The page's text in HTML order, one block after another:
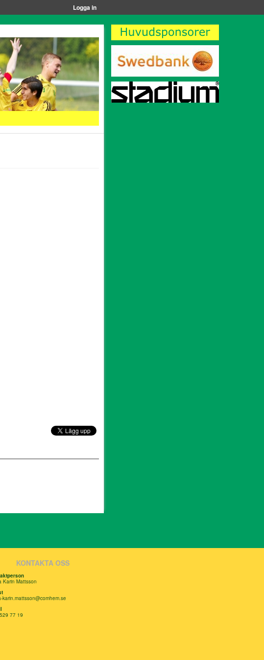
Logga in
KONTAKTA OSS
Karin Mattsson
karin.mattsson@comhem.se
77 19